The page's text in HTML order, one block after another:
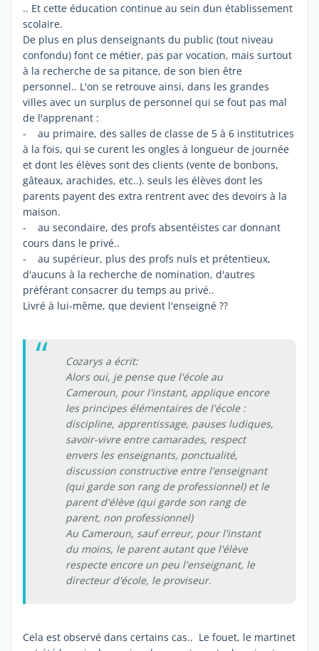
.. Et cette éducation continue au sein dun établissement
scolaire.
De plus en plus denseignants du public (tout niveau
confondu) font ce métier, pas par vocation, mais surtout
à la recherche de sa pitance, de son bien être
personnel.. L'on se retrouve ainsi, dans les grandes
villes avec un surplus de personnel qui se fout pas mal
de l'apprenant :
- au primaire, des salles de classe de 5 à 6 institutrices
à la fois, qui se curent les ongles à longueur de journée
et dont les élèves sont des clients (vente de bonbons,
gâteaux, arachides, etc..). seuls les élèves dont les
parents payent des extra rentrent avec des devoirs à la
maison.
- au secondaire, des profs absentéistes car donnant
cours dans le privé..
- au supérieur, plus des profs nuls et prétentieux,
d'aucuns à la recherche de nomination, d'autres
préférant consacrer du temps au privé..
Livré à lui-même, que devient l'enseigné ??
Cozarys a écrit:
Alors oui, je pense que l'école au
Cameroun, pour l'instant, applique encore
les principes élémentaires de l'école :
discipline, apprentissage, pauses ludiques,
savoir-vivre entre camarades, respect
envers les enseignants, ponctualité,
discussion constructive entre l'enseignant
(qui garde son rang de professionnel) et le
parent d'élève (qui garde son rang de
parent, non professionnel)
Au Cameroun, sauf erreur, pour l'instant
du moins, le parent autant que l'élève
respecte encore un peu l'enseignant, le
directeur d'école, le proviseur.
Cela est observé dans certains cas.. Le fouet, le martinet